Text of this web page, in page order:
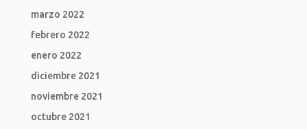
marzo 2022
febrero 2022
enero 2022
diciembre 2021
noviembre 2021
octubre 2021